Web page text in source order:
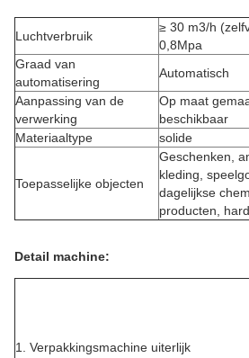
Luchtverbruik
≥ 30 m3/h
0,8Mpa
Graad van
automatisering
Automatisch
Aanpassing van de
verwerking
Op maat
beschikbaar
Materiaaltype
solide
Toepasselijke objecten
Geschenken,
kleding,
dagelijkse
producten,
Detail machine:
1. Verpakkingsmachine uiterlijk